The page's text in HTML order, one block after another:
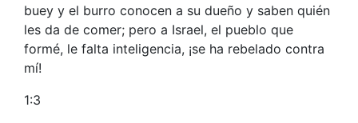
buey y el burro conocen a su dueño y saben quién
les da de comer; pero a Israel, el pueblo que
formé, le falta inteligencia, ¡se ha rebelado contra
mí!
1:3